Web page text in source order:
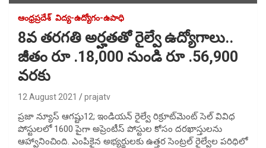
ఆంధ్రప్రదేశ్ విద్య-ఉద్యోగం-ఉపాధి
8వ తరగతి అర్హతతో రైల్వే ఉద్యోగాలు..
జీతం రూ .18,000 నుండి రూ .56,900
వరకు
12 August 2021 prajatv
ప్రజా న్యూస్ ఆగష్టు12; ఇండియన్ రైల్వే రిక్రూట్‌మెంట్ సెల్ వివిధ
పోస్టులలో 1600 పైగా అప్రెంటీస్ పోస్టుల కోసం దరఖాస్తులను
ఆహ్వానించింది. ఎంపికైన అభ్యర్థులకు ఉత్తర సెంట్రల్ రైల్వేల పరిధిలో